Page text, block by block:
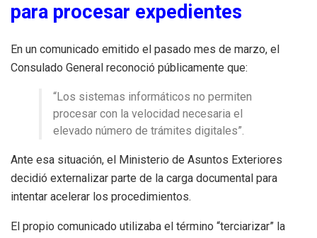
para procesar expedientes
En un comunicado emitido el pasado mes de marzo, el
Consulado General reconoció públicamente que:
“Los sistemas informáticos no permiten
procesar con la velocidad necesaria el
elevado número de trámites digitales”.
Ante esa situación, el Ministerio de Asuntos Exteriores
decidió externalizar parte de la carga documental para
intentar acelerar los procedimientos.
El propio comunicado utilizaba el término “terciarizar” la